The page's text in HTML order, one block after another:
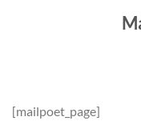
[mailpoet_page]